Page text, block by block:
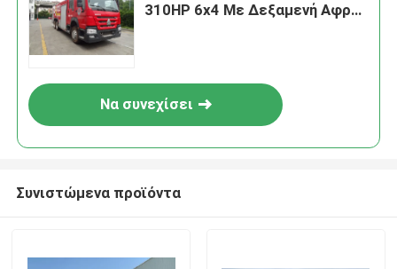
310HP 6x4 Με Δεξαμενή Αφρού
Να συνεχίσει
Συνιστώμενα προϊόντα